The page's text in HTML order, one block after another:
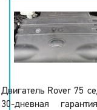
Двигатель Rover 75
30-дневная